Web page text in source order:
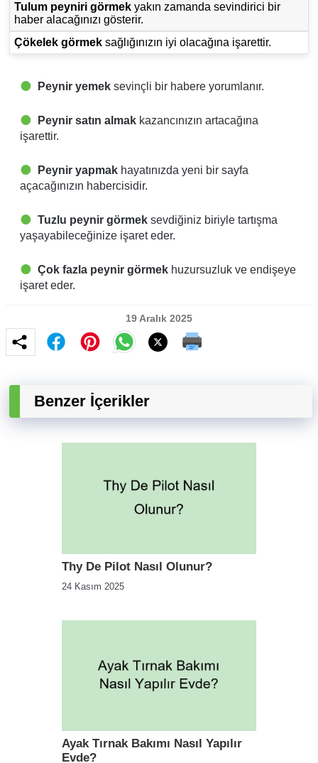
Tulum peyniri görmek yakın zamanda sevindirici bir
haber alacağınızı gösterir.
Çökelek görmek sağlığınızın iyi olacağına işarettir.
Peynir yemek sevinçli bir habere yorumlanır.
Peynir satın almak kazancınızın artacağına
işarettir.
Peynir yapmak hayatınızda yeni bir sayfa
açacağınızın habercisidir.
Tuzlu peynir görmek sevdiğiniz biriyle tartışma
yaşayabileceğinize işaret eder.
Çok fazla peynir görmek huzursuzluk ve endişeye
işaret eder.
19 Aralık 2025
Benzer İçerikler
Thy De Pilot Nasıl Olunur?
24 Kasım 2025
Ayak Tırnak Bakımı Nasıl Yapılır
Evde?